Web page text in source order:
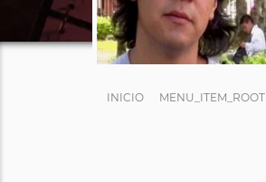
INICIO MENU_ITEM_ROOT